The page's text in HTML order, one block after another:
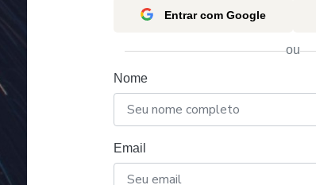
Entrar com Google
ou
Nome
Email